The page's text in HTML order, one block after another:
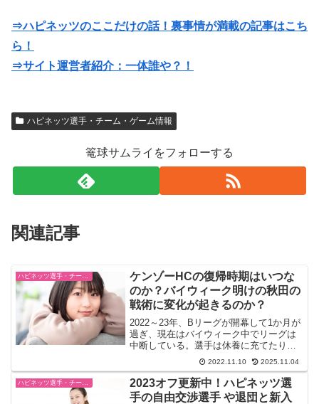
⇒ハピネッツのここだけの話！裏事情が満載の記事はこち
ら！
⇒サイト運営者紹介：一体誰や？！
ハピネッツ選手・チーム・ゲーム情報
篭球サムライをフォローする
関連記事
ハピネッツ選手・チーム・ゲーム情報
ケンゾーHCの復帰時期はいつな
のか？バイウィーク明けの秋田の
戦術に変化が起きるのか？
2022～23年、Bリーグが開幕して1か月が
過ぎ、現在はバイウィーク中でリーグは
中断している。選手は休養に充てたり、
練習再開したりしていると思うが、今シ
ーズン新生秋田の印象はどうであった
か？センターザック選手の合流が遅れた
とはいえ、4勝5敗...
2022.11.10 2025.11.04
2023オフ更新中！ハピネッツ選
手の自由交渉選手 や退団と新入